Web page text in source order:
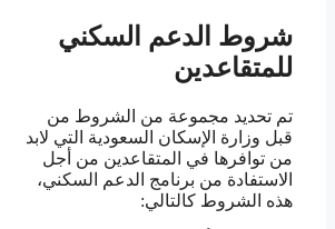
شروط الدعم السكني
للمتقاعدين
تم تحديد مجموعة من الشروط من
قبل وزارة الإسكان السعودية التي لابد
من توافرها في المتقاعدين من أجل
الاستفادة من برنامج الدعم السكني،
هذه الشروط كالتالي: